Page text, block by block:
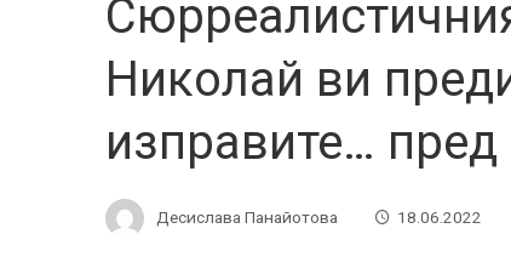
Николай ви
изправите… пред
Десислава Панайотова 18.06.2022